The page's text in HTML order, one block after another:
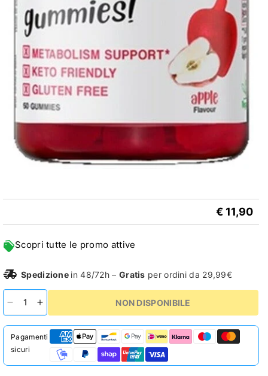
€ 11,90
Scopri tutte le promo attive
Spedizione in 48/72h – Gratis per ordini da 29,99€
Diminuisci
per
Weider
Aumenta
per
Weider
Apple
NON DISPONIBILE
Pagamenti
sicuri